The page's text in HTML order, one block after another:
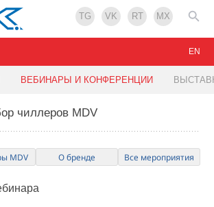
TG VK RT MX
ВЕБИНАРЫ И КОНФЕРЕНЦИИ
EN
чиллеров MDV
MDV О бренде Все мероприятия